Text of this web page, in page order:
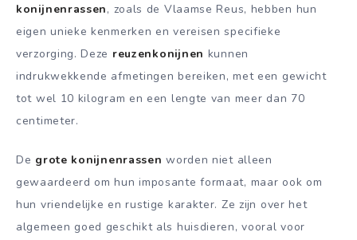
konijnenrassen, zoals de Vlaamse Reus, hebben hun
eigen unieke kenmerken en vereisen specifieke
verzorging. Deze reuzenkonijnen kunnen
indrukwekkende afmetingen bereiken, met een gewicht
tot wel 10 kilogram en een lengte van meer dan 70
centimeter.
De grote konijnenrassen worden niet alleen
gewaardeerd om hun imposante formaat, maar ook om
hun vriendelijke en rustige karakter. Ze zijn over het
algemeen goed geschikt als huisdieren, vooral voor